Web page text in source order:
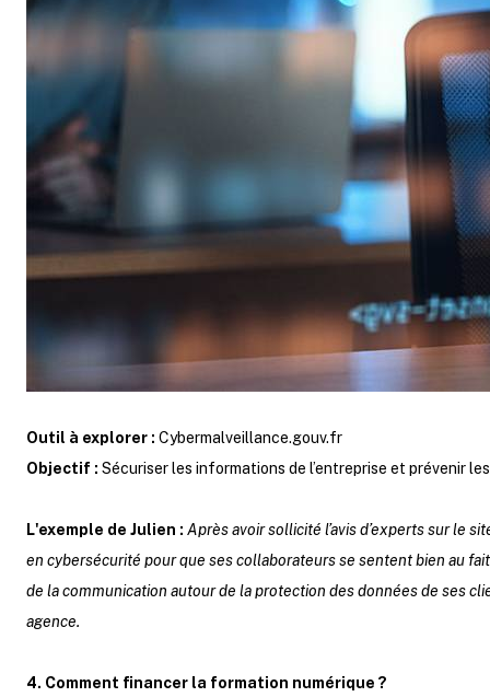
Outil à explorer : Cybermalveillance.gouv.fr
Objectif : Sécuriser les informations de l’entreprise et prévenir
L'exemple de Julien : Après avoir sollicité l’avis d’experts sur le
en cybersécurité pour que ses collaborateurs se sentent bien au
de la communication autour de la protection des données de ses
agence.
4. Comment financer la formation numérique ?